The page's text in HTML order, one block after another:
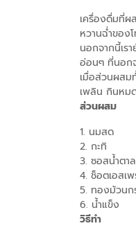
เครื่องดื่มที่ผ
หวานฉ่ำของ
นอกจากนี้เร
อ่อนๆ ที่นอก
เมื่อส่วนผส
เพลิน กินหม
ส่วนผสม
1. นมสด
2. กะทิ
3. ซอสน้ำตา
4. ช็อตเอสเ
5. ทองม้วนก
6. น้ำแข็ง
วิธีทำ